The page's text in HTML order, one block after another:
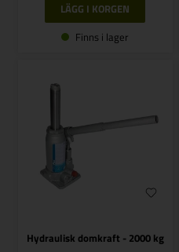
Finns i lager
Hydraulisk domkraft - 2000 kg